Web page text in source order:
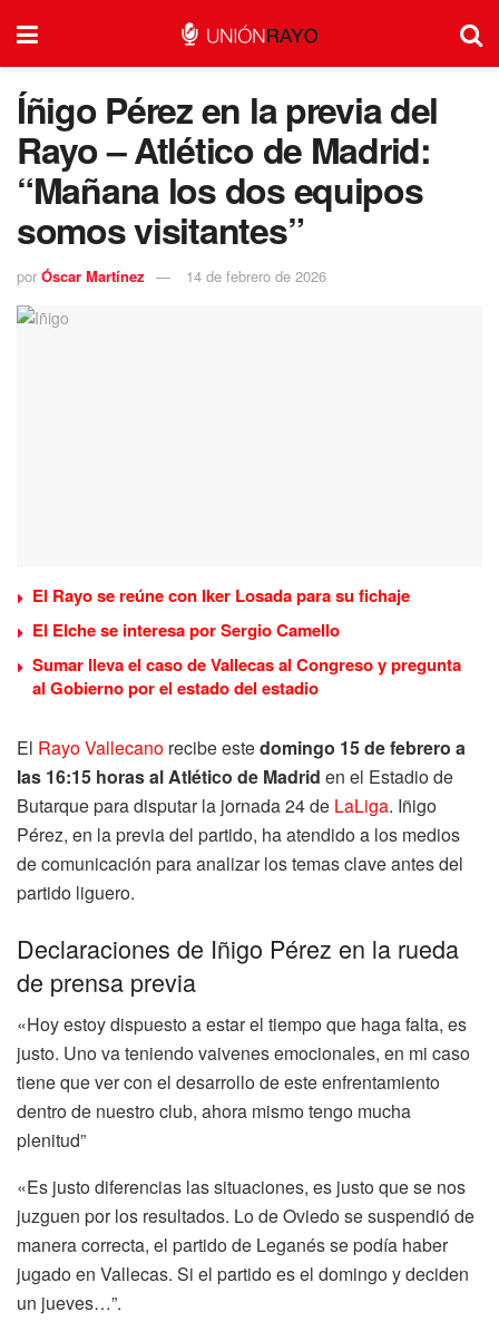
Íñigo Pérez en la previa del
Rayo – Atlético de Madrid:
“Mañana los dos equipos
somos visitantes”
por Óscar Martínez 14 de febrero de 2026
El Rayo se reúne con Iker Losada para su fichaje
El Elche se interesa por Sergio Camello
Sumar lleva el caso de Vallecas al Congreso y pregunta
al Gobierno por el estado del estadio
El Rayo Vallecano recibe estedomingo 15 de febrero a
las 16:15 horas al Atlético de Madrid en el Estadio de
Butarque para disputar la jornada 24 de LaLiga. Iñigo
Pérez, en la previa del partido, ha atendido a los medios
de comunicación para analizar los temas clave antes del
partido liguero.
Declaraciones de Iñigo Pérez en la rueda
de prensa previa
«Hoy estoy dispuesto a estar el tiempo que haga falta, es
justo. Uno va teniendo vaivenes emocionales, en mi caso
tiene que ver con el desarrollo de este enfrentamiento
dentro de nuestro club, ahora mismo tengo mucha
plenitud”
«Es justo diferencias las situaciones, es justo que se nos
juzguen por los resultados. Lo de Oviedo se suspendió de
manera correcta, el partido de Leganés se podía haber
jugado en Vallecas. Si el partido es el domingo y deciden
un jueves…”.